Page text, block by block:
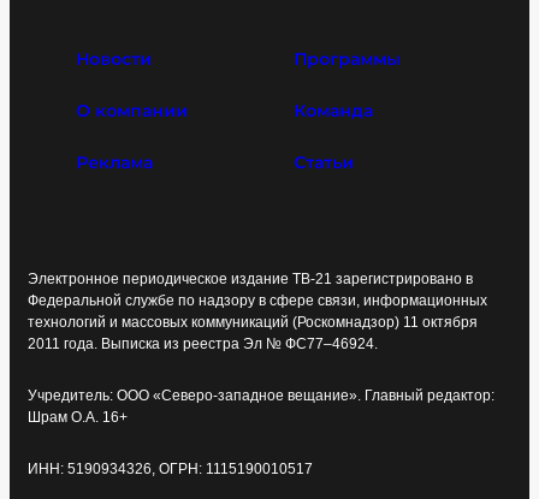
Новости Программы
О компании Команда
Реклама Статьи
Электронное периодическое издание ТВ-21 зарегистрировано в
Федеральной службе по надзору в сфере связи, информационных
технологий и массовых коммуникаций (Роскомнадзор) 11 октября
2011 года. Выписка из реестра Эл № ФС77–46924.
Учредитель: ООО «Северо-западное вещание». Главный редактор:
Шрам О.А. 16+
ИНН: 5190934326, ОГРН: 1115190010517